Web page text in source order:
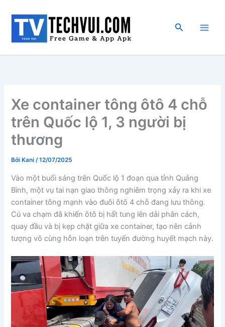
dung
Tìm
Xe container tông ôtô 4 chỗ
trên Quốc lộ 1, 3 người bị
thương
Bởi Kani/12/07/2025
Vào một buổi sáng trên Quốc lộ 1 đoạn qua tỉnh Quảng
Bình, một vụ tai nạn giao thông nghiêm trọng xảy ra khi xe
container tông mạnh vào đuôi ôtô 4 chỗ đang lưu thông.
Cú va chạm đã khiến ôtô bị hất tung lên dải phân cách,
quay đầu và bị kẹp chặt giữa xe container, tạo nên cảnh
tượng vô cùng hỗn loạn trên tuyến đường huyết mạch này.